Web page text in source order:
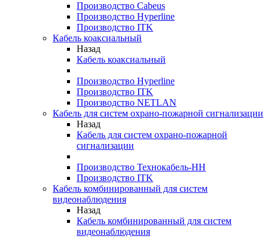
Производство Cabeus
Производство Hyperline
Производство ITK
Кабель коаксиальный
Назад
Кабель коаксиальный
Производство Hyperline
Производство ITK
Производство NETLAN
Кабель для систем охрано-пожарной сигнализации
Назад
Кабель для систем охрано-пожарной
сигнализации
Производство Технокабель-НН
Производство ITK
Кабель комбинированный для систем
видеонаблюдения
Назад
Кабель комбинированный для систем
видеонаблюдения